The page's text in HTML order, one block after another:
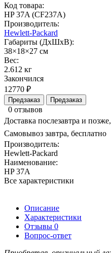
Код товара:
HP 37A (CF237A)
Производитель:
Hewlett-Packard
Габариты (ДхШхВ):
38×18×27 см
Вес:
2.612 кг
Закончился
12770 ₽
Предзаказ Предзаказ
0 отзывов
Доставка послезавтра и
Самовывоз завтра, бесплатно
Производитель:
Hewlett-Packard
Наименование:
HP 37A
Все характеристики
Описание
Характеристики
Отзывы 0
Вопрос-ответ